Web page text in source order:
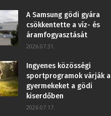
A Samsung gödi gyára
csökkentette a víz- és
áramfogyasztását
2026.07.31.
Ingyenes közösségi
sportprogramok várják a
gyermekeket a gödi
kiserdőben
2026.07.17.